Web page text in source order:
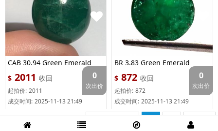
CAB 30.94 Green Emerald
$ 2011 收回
起拍价: 2011
成交时间: 2025-11-13 21:49
0
次出价
BR 3.83 Green Emerald
$ 872 收回
起拍价: 872
成交时间: 2025-11-13 21:49
0
次出价
共2页